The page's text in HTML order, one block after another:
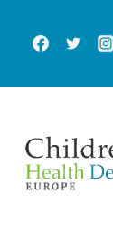
content